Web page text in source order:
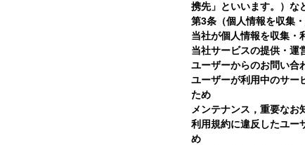
携先」といいます。）な
第3条（個人情報を収集・
当社が個人情報を収集・
当社サービスの提供・運
ユーザーからのお問い合
ユーザーが利用中のサー
ため
メンテナンス，重要なお
利用規約に違反したユー
め